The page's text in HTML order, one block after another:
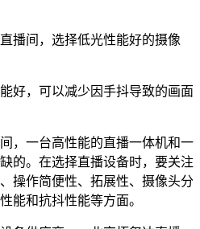
播间，选择低光性能好的摄像
好，可以减少因手抖导致的画面
，一台高性能的直播一体机和一
的。在选择直播设备时，要关注
操作简便性、拓展性、摄像头分
能和抗抖性能等方面。